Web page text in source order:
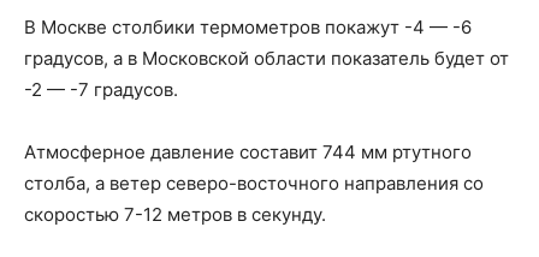
В Москве столбики термометров покажут -4 — -6
градусов, а в Московской области показатель будет от
-2 — -7 градусов.
Атмосферное давление составит 744 мм ртутного
столба, а ветер северо-восточного направления со
скоростью 7-12 метров в секунду.